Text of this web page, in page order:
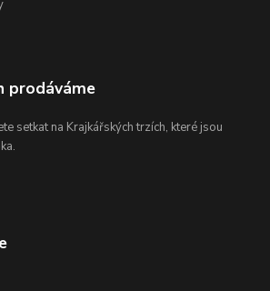
prodáváme
setkat na Krajkářských trzích, které jsou